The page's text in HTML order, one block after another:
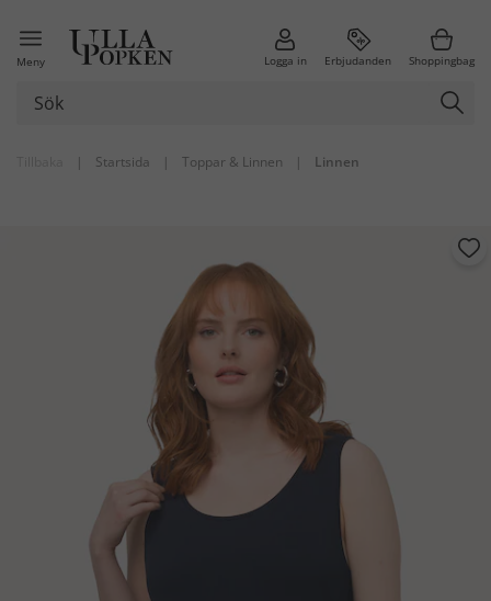
Meny Logga in Erbjudanden Shoppingbag
| Startsida | Toppar & Linnen | Linnen